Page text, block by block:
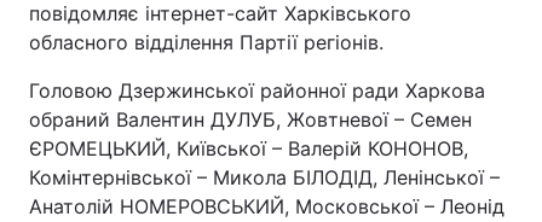
повідомляє інтернет-сайт Харківського
обласного відділення Партії регіонів.
Головою Дзержинської районної ради Харкова
обраний Валентин ДУЛУБ, Жовтневої – Семен
ЄРОМЕЦЬКИЙ, Київської – Валерій КОНОНОВ,
Комінтернівської – Микола БІЛОДІД, Ленінської –
Анатолій НОМЕРОВСЬКИЙ, Московської – Леонід